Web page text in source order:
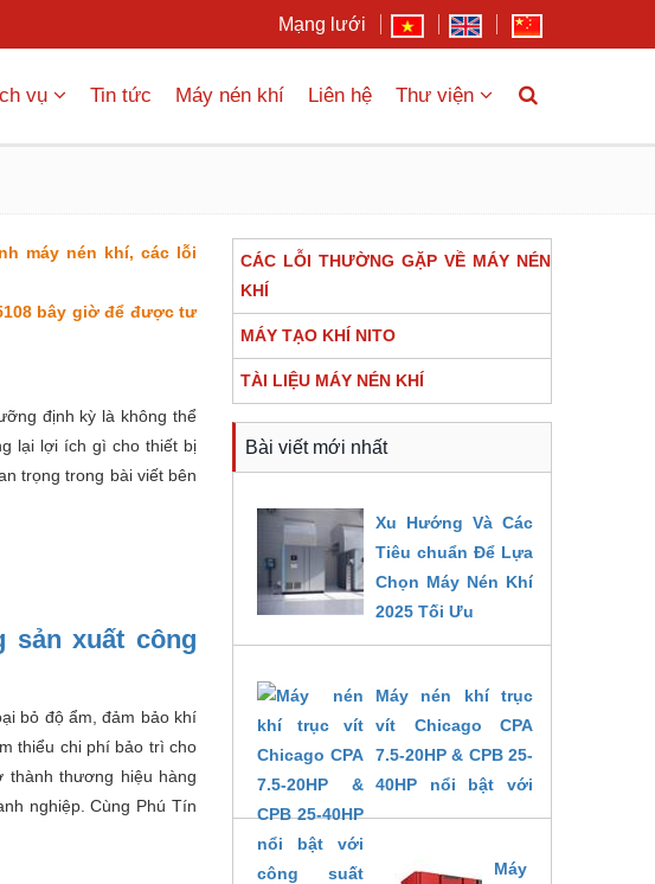
Mạng lưới
vụ Tin tức Máy nén khí Liên hệ Thư viện
máy nén khí, các lỗi
bây giờ để được tư
định kỳ là không thể
lại lợi ích gì cho thiết bị
trọng trong bài viết bên
sản xuất công
bỏ độ ẩm, đảm bảo khí
thiểu chi phí bảo trì cho
thành thương hiệu hàng
nghiệp. Cùng Phú Tín
CÁC LỖI THƯỜNG GẶP VỀ MÁY NÉN
KHÍ
MÁY TẠO KHÍ NITO
TÀI LIỆU MÁY NÉN KHÍ
Bài viết mới nhất
Xu Hướng Và Các
Tiêu chuẩn Để Lựa
Chọn Máy Nén Khí
2025 Tối Ưu
Máy nén khí trục
vít Chicago CPA
7.5-20HP & CPB 25-
40HP nổi bật với
công suất mạnh
định, êm ái trong
Máy